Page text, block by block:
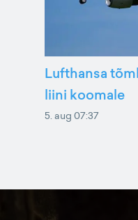
Lufthansa
liini koomale
5. aug 07:37